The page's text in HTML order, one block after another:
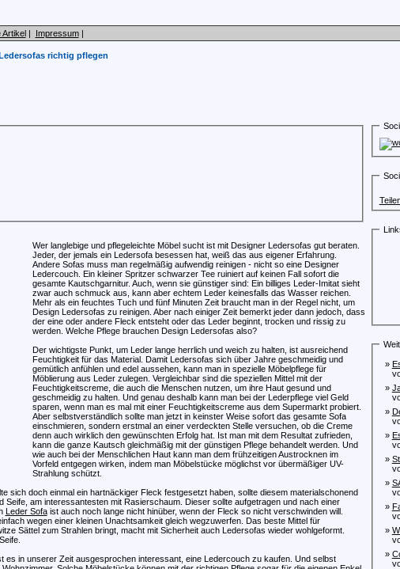
Artikel| Impressum|
richtig pflegen
Wer langlebige und pflegeleichte Möbel sucht ist mit Designer Ledersofas gut beraten.
Jeder, der jemals ein Ledersofa besessen hat, weiß das aus eigener Erfahrung.
Andere Sofas muss man regelmäßig aufwendig reinigen - nicht so eine Designer
Ledercouch. Ein kleiner Spritzer schwarzer Tee ruiniert auf keinen Fall sofort die
gesamte Kautschgarnitur. Auch, wenn sie günstiger sind: Ein billiges Leder-Imitat sieht
zwar auch schmuck aus, kann aber echtem Leder keinesfalls das Wasser reichen.
Mehr als ein feuchtes Tuch und fünf Minuten Zeit braucht man in der Regel nicht, um
Design Ledersofas zu reinigen. Aber nach einiger Zeit bemerkt jeder dann jedoch, dass
der eine oder andere Fleck entsteht oder das Leder beginnt, trocken und rissig zu
werden. Welche Pflege brauchen Design Ledersofas also?
Der wichtigste Punkt, um Leder lange herrlich und weich zu halten, ist ausreichend
Feuchtigkeit für das Material. Damit Ledersofas sich über Jahre geschmeidig und
gemütlich anfühlen und edel aussehen, kann man in spezielle Möbelpflege für
Möblierung aus Leder zulegen. Vergleichbar sind die speziellen Mittel mit der
Feuchtigkeitscreme, die auch die Menschen nutzen, um ihre Haut gesund und
geschmeidig zu halten. Und genau deshalb kann man bei der Lederpflege viel Geld
sparen, wenn man es mal mit einer Feuchtigkeitscreme aus dem Supermarkt probiert.
Aber selbstverständlich sollte man jetzt in keinster Weise sofort das gesamte Sofa
einschmieren, sondern erstmal an einer verdeckten Stelle versuchen, ob die Creme
denn auch wirklich den gewünschten Erfolg hat. Ist man mit dem Resultat zufrieden,
kann die ganze Kautsch gleichmäßig mit der günstigen Pflege behandelt werden. Und
wie auch bei der Menschlichen Haut kann man dem frühzeitigen Austrocknen im
Vorfeld entgegen wirken, indem man Möbelstücke möglichst vor übermäßiger UV-
Strahlung schützt.
sich doch einmal ein hartnäckiger Fleck festgesetzt haben, sollte diesem materialschonend
am interessantesten mit Rasierschaum. Dieser sollte aufgetragen und nach einer
Leder Sofaist auch noch lange nicht hinüber, wenn der Fleck so nicht verschwinden will.
wegen einer kleinen Unachtsamkeit gleich wegzuwerfen. Das beste Mittel für
Sättel zum Strahlen bringt, macht mit Sicherheit auch Ledersofas wieder wohlgeformt.
es in unserer Zeit ausgesprochen interessant, eine Ledercouch zu kaufen. Und selbst
»
»
»
»
»
»
»
»
»